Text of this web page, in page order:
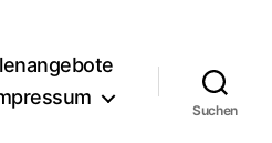
Suchen